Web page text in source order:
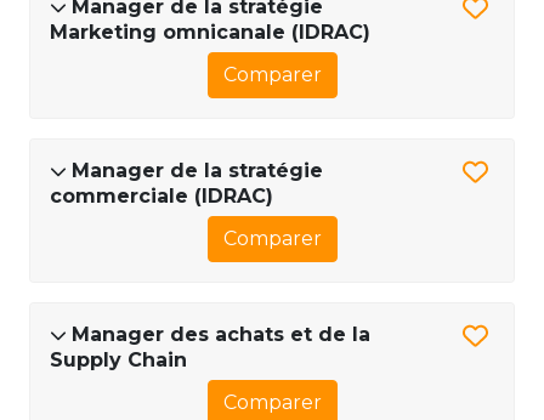
Manager de la stratégie
Marketing omnicanale (IDRAC)
Comparer
Manager de la stratégie
commerciale (IDRAC)
Comparer
Manager des achats et de la
Supply Chain
Comparer